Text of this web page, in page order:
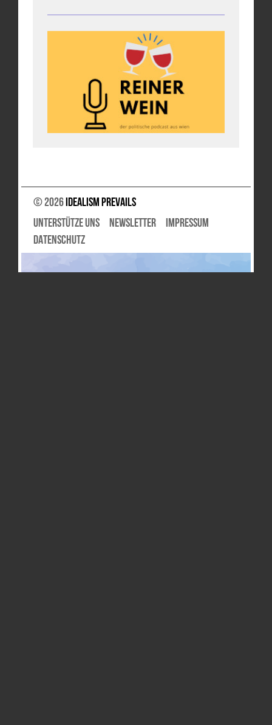
© 2026Idealism Prevails
UNTERSTÜTZE UNS
NEWSLETTER
IMPRESSUM
DATENSCHUTZ